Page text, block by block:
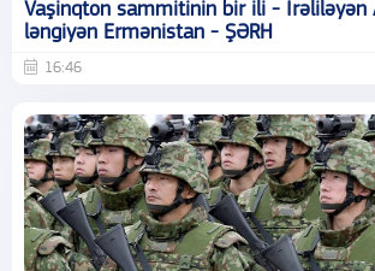
Vaşinqton sammitinin bir ili - İrəliləyən
ləngiyən Ermənistan - ŞƏRH
16:46